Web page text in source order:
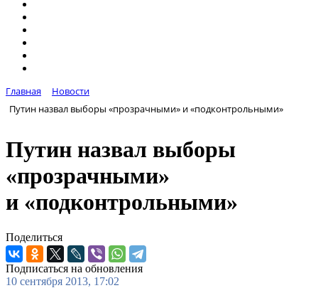
Главная
Новости
Путин назвал выборы «прозрачными» и «подконтрольными»
Путин назвал выборы
«прозрачными»
и «подконтрольными»
Поделиться
Подписаться на обновления
10 сентября 2013, 17:02